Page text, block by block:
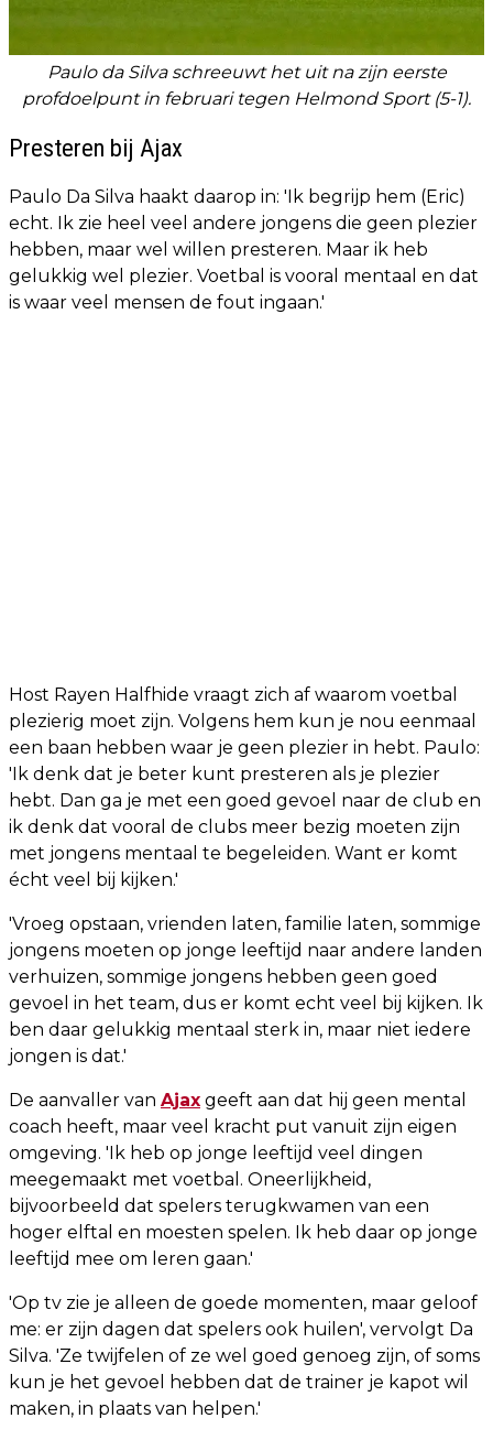
Paulo da Silva schreeuwt het uit na zijn eerste
profdoelpunt in februari tegen Helmond Sport (5-1).
Presteren bij Ajax
Paulo Da Silva haakt daarop in: 'Ik begrijp hem (Eric)
echt. Ik zie heel veel andere jongens die geen plezier
hebben, maar wel willen presteren. Maar ik heb
gelukkig wel plezier. Voetbal is vooral mentaal en dat
is waar veel mensen de fout ingaan.'
Host Rayen Halfhide vraagt zich af waarom voetbal
plezierig moet zijn. Volgens hem kun je nou eenmaal
een baan hebben waar je geen plezier in hebt. Paulo:
'Ik denk dat je beter kunt presteren als je plezier
hebt. Dan ga je met een goed gevoel naar de club en
ik denk dat vooral de clubs meer bezig moeten zijn
met jongens mentaal te begeleiden. Want er komt
écht veel bij kijken.'
'Vroeg opstaan, vrienden laten, familie laten, sommige
jongens moeten op jonge leeftijd naar andere landen
verhuizen, sommige jongens hebben geen goed
gevoel in het team, dus er komt echt veel bij kijken. Ik
ben daar gelukkig mentaal sterk in, maar niet iedere
jongen is dat.'
De aanvaller van Ajax geeft aan dat hij geen mental
coach heeft, maar veel kracht put vanuit zijn eigen
omgeving. 'Ik heb op jonge leeftijd veel dingen
meegemaakt met voetbal. Oneerlijkheid,
bijvoorbeeld dat spelers terugkwamen van een
hoger elftal en moesten spelen. Ik heb daar op jonge
leeftijd mee om leren gaan.'
'Op tv zie je alleen de goede momenten, maar geloof
me: er zijn dagen dat spelers ook huilen', vervolgt Da
Silva. 'Ze twijfelen of ze wel goed genoeg zijn, of soms
kun je het gevoel hebben dat de trainer je kapot wil
maken, in plaats van helpen.'